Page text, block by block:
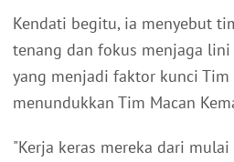
Kendati begitu, ia menyebut
tenang dan fokus menjaga
yang menjadi faktor kunci
menundukkan Tim Macan
"​Kerja keras mereka dari